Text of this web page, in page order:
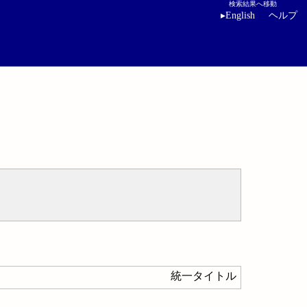
検索結果へ移動
▸English ヘルプ
統一タイトル